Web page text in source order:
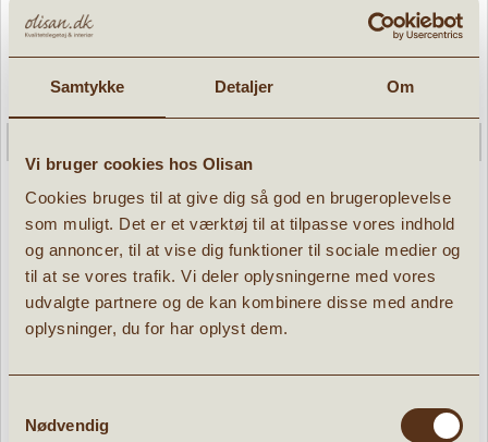
Samtykke Detaljer Om
Vi bruger cookies hos Olisan
Cookies bruges til at give dig så god en brugeroplevelse
som muligt. Det er et værktøj til at tilpasse vores indhold
og annoncer, til at vise dig funktioner til sociale medier og
til at se vores trafik. Vi deler oplysningerne med vores
udvalgte partnere og de kan kombinere disse med andre
oplysninger, du for har oplyst dem.
Nødvendig
Dag- og Natsommerfugle Plakat A2
» læs mere
79,96 kr.